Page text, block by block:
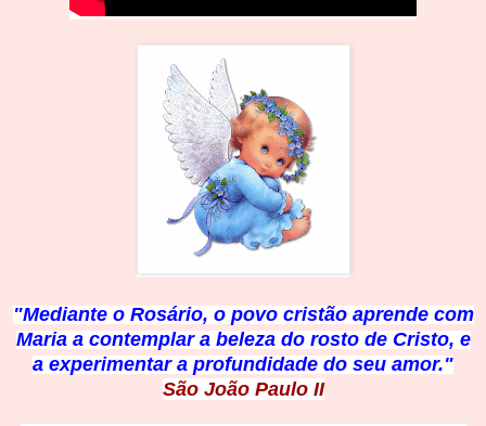
"Mediante o Rosário, o povo cristão aprende com
Maria a contemplar a beleza do rosto de Cristo, e
a experimentar a profundidade do seu amor."
São João Paulo II